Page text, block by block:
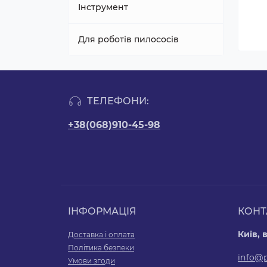
POD-системи
Інструмент
Для роботів пилососів
ТЕЛЕФОНИ:
+38(068)910-45-98
ІНФОРМАЦІЯ
Доставка і оплата
Політика безпеки
Умови згоди
Київ,